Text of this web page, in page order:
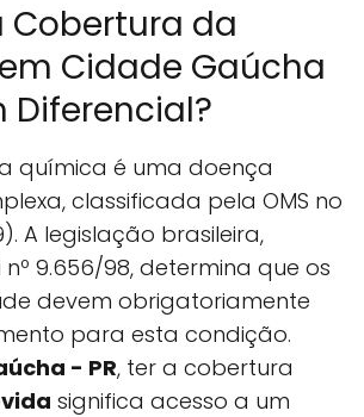
Cobertura da
Cidade Gaúcha
Diferencial?
química é uma doença
classificada pela OMS no
A legislação brasileira,
9.656/98, determina que os
devem obrigatoriamente
para esta condição.
- PR, ter a cobertura
significa acesso a um